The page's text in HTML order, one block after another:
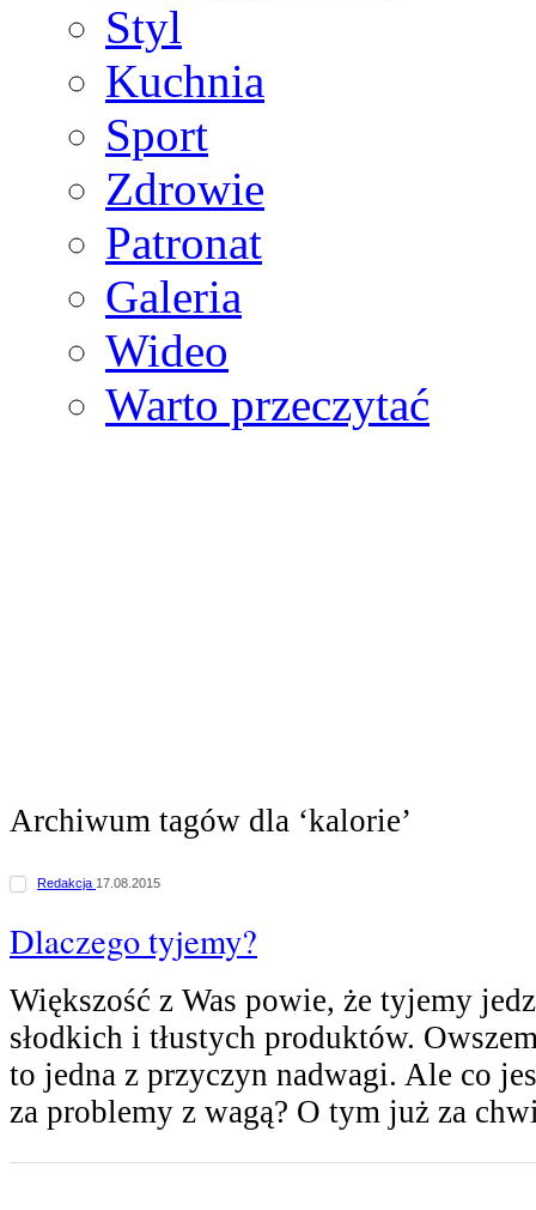
Styl
Kuchnia
Sport
Zdrowie
Patronat
Galeria
Wideo
Warto przeczytać
Archiwum tagów dla ‘kalorie’
Redakcja 17.08.2015
Dlaczego tyjemy?
Większość z Was powie, że tyjemy
słodkich i tłustych produktów.
to jedna z przyczyn nadwagi. Ale co
za problemy z wagą? O tym już za